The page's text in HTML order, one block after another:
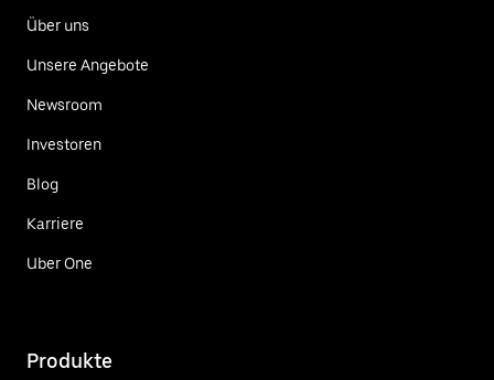
Über uns
Unsere Angebote
Newsroom
Investoren
Blog
Karriere
Uber One
Produkte